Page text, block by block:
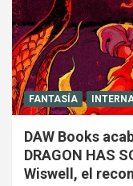
FANTASÍA
DAW Books
DRAGON HAS
Wiswell, el